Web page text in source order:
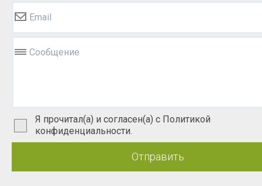
Email
Сообщение
Я прочитал(а) и согласен(а) с Политикой
конфиденциальности.
Отправить